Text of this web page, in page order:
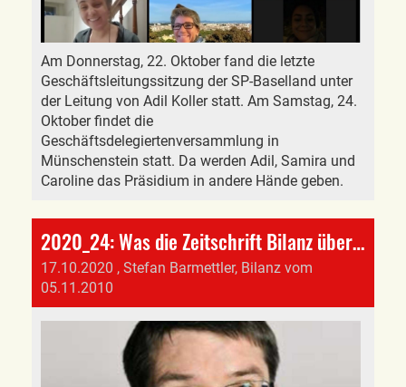
Am Donnerstag, 22. Oktober fand die letzte
Geschäftsleitungssitzung der SP-Baselland unter
der Leitung von Adil Koller statt. Am Samstag, 24.
Oktober findet die
Geschäftsdelegiertenversammlung in
Münschenstein statt. Da werden Adil, Samira und
Caroline das Präsidium in andere Hände geben.
2020_24: Was die Zeitschrift Bilanz über Christian Levrat, der scheidende SP-Schweiz-Präsident, 2010 schrieb
17.10.2020 , Stefan Barmettler, Bilanz vom
05.11.2010